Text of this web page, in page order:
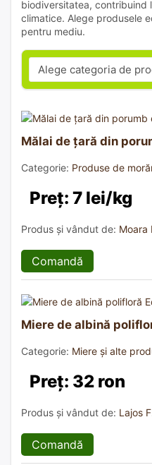
biodiversitatea, contribuind
climatice. Alege produsele
pentru mediu.
Mălai de țară din
Categorie: Produse de
Preț: 7 lei/kg
Produs și vândut de: Moara
Comandă
Miere de albină
Categorie: Miere și alte
Preț: 32 ron
Produs și vândut de: Lajos
Comandă